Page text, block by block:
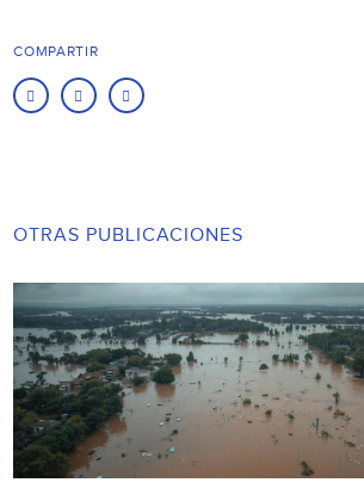
COMPARTIR
OTRAS PUBLICACIONES